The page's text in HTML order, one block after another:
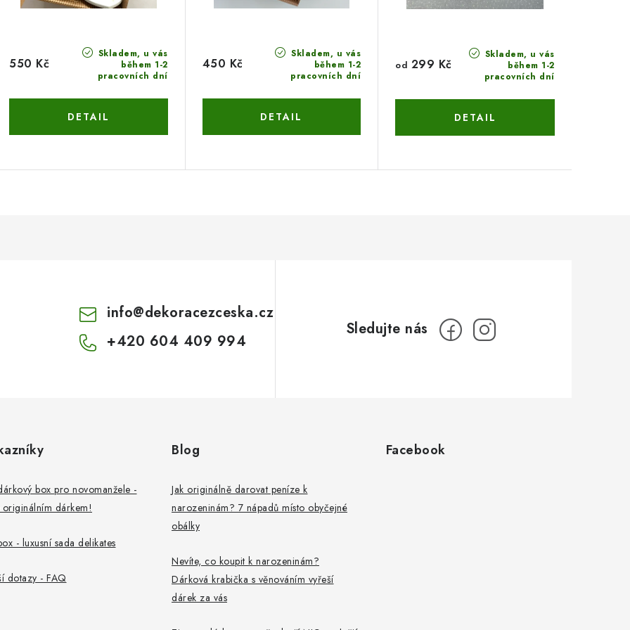
Skladem, u vás
během 1-2
pracovních dní
550 Kč
Skladem, u vás
během 1-2
pracovních dní
450 Kč
Skladem, u vás
během 1-2
pracovních dní
od 299 Kč
info@dekoracezceska.cz
+420 604 409 994
box pro novomanžele -
originálním dárkem!
- luxusní sada delikates
dotazy - FAQ
Blog
Jak originálně darovat peníze k
narozeninám? 7 nápadů místo obyčejné
obálky
Nevíte, co koupit k narozeninám?
Dárková krabička s věnováním vyřeší
dárek za vás
Facebook